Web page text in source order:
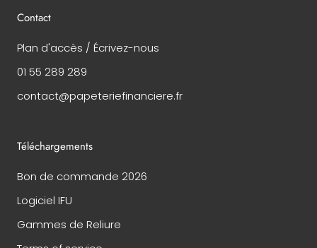
Contact
Plan d'accès / Écrivez-nous
01 55 289 289
contact@papeteriefinanciere.fr
Téléchargements
Bon de commande 2026
Logiciel IFU
Gammes de Reliure